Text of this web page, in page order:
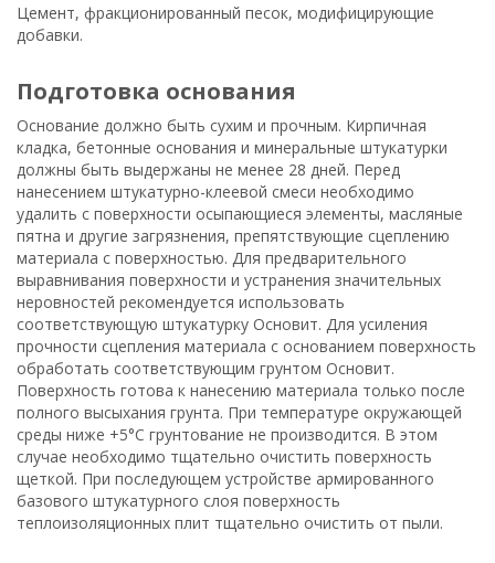
Цемент, фракционированный песок, модифицирующие
добавки.
подготовка основания
Основание должно быть сухим и прочным. Кирпичная
кладка, бетонные основания и минеральные штукатурки
должны быть выдержаны не менее 28 дней. Перед
нанесением штукатурно-клеевой смеси необходимо
удалить с поверхности осыпающиеся элементы, масляные
пятна и другие загрязнения, препятствующие сцеплению
материала с поверхностью. Для предварительного
выравнивания поверхности и устранения значительных
неровностей рекомендуется использовать
соответствующую штукатурку Основит. Для усиления
прочности сцепления материала с основанием поверхность
обработать соответствующим грунтом Основит.
Поверхность готова к нанесению материала только после
полного высыхания грунта. При температуре окружающей
среды ниже +5°С грунтование не производится. В этом
случае необходимо тщательно очистить поверхность
щеткой. При последующем устройстве армированного
базового штукатурного слоя поверхность
теплоизоляционных плит тщательно очистить от пыли.